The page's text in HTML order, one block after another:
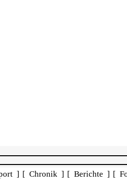
] [ Chronik ] [ Berichte ] [